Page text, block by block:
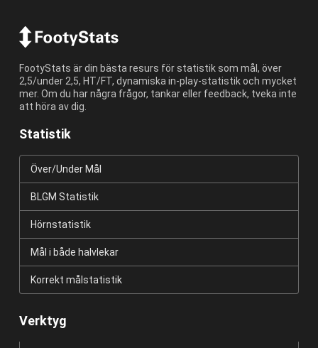
FootyStats är din bästa resurs för statistik som mål, över
2,5/under 2,5, HT/FT, dynamiska in-play-statistik och mycket
mer. Om du har några frågor, tankar eller feedback, tveka inte
att höra av dig.
Statistik
Över/Under Mål
BLGM Statistik
Hörnstatistik
Mål i både halvlekar
Korrekt målstatistik
Verktyg